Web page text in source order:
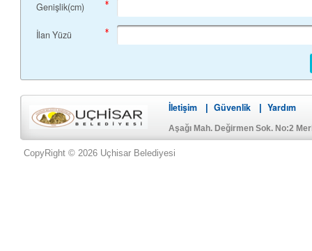
Genişlik(cm)
İlan Yüzü
İletişim Güvenlik Yardım
Aşağı Mah. Değirmen Sok. No:2
CopyRight © 2026 Uçhisar Belediyesi